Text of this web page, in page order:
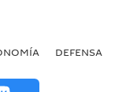
DEFENSA